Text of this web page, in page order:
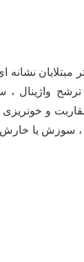
نشانه
واژینال
و
، سوزش یا